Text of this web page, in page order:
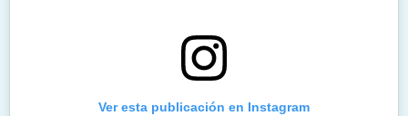
Ver esta publicación en Instagram